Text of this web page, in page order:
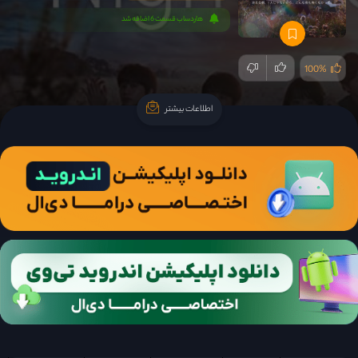
100%
هاردساب قسمت 6 اضافه شد
اطلاعات بیشتر